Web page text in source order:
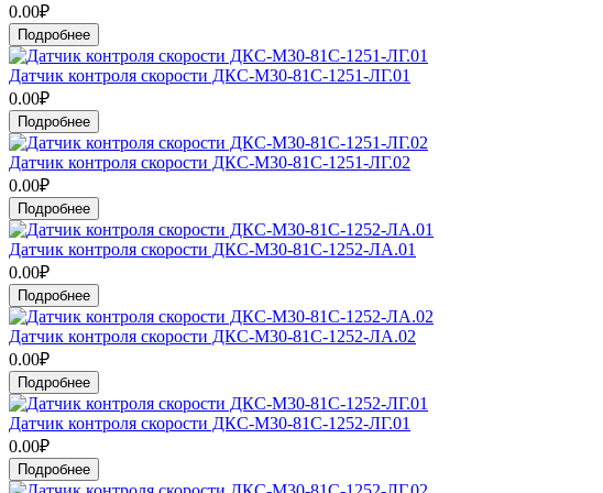
0.00₽
Подробнее
Датчик контроля скорости ДКС-М30-81С-1251-ЛГ.01
0.00₽
Подробнее
Датчик контроля скорости ДКС-М30-81С-1251-ЛГ.02
0.00₽
Подробнее
Датчик контроля скорости ДКС-М30-81С-1252-ЛА.01
0.00₽
Подробнее
Датчик контроля скорости ДКС-М30-81С-1252-ЛА.02
0.00₽
Подробнее
Датчик контроля скорости ДКС-М30-81С-1252-ЛГ.01
0.00₽
Подробнее